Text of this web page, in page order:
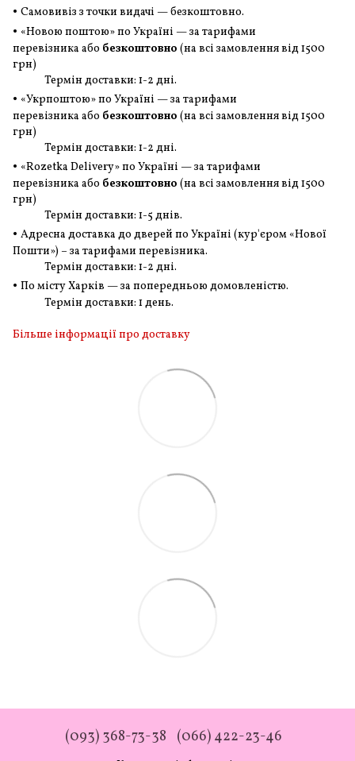
• Самовивіз з точки видачі — безкоштовно.
• «Новою поштою» по Україні — за тарифами
перевізника або безкоштовно (на всі замовленнявід 1500
грн)
Термін доставки: 1-2 дні.
• «Укрпоштою» по Україні — за тарифами
перевізника або безкоштовно (на всі замовленнявід 1500
грн)
Термін доставки: 1-2 дні.
• «Rozetka Delivery» по Україні — за тарифами
перевізника або безкоштовно (на всі замовленнявід 1500
грн)
Термін доставки: 1-5 днів.
• Адресна доставка до дверей по Україні (кур'єром «Нової
Пошти») – за тарифами перевізника.
Термін доставки: 1-2 дні.
• По місту Харків — за попередньою домовленістю.
Термін доставки: 1 день.
Більше інформації про доставку
(093) 368-73-38 (066) 422-23-46